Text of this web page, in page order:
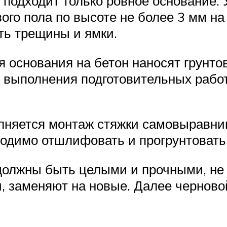
пола по высоте не более 3 мм
трещины и ямки.
основания на бетон наносят
подготовительных
монтаж стяжки
отшлифовать и
быть целыми и прочными, не
заменяют на новые. Далее